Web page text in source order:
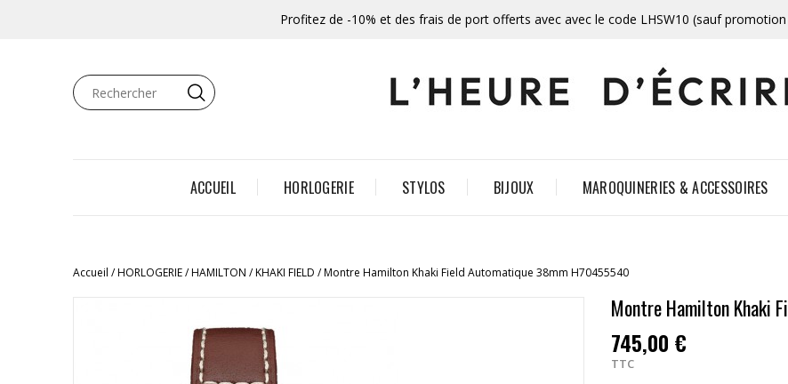
Profitez de -10% et des frais de port offerts avec avec le code LHSW10 (sauf
ACCUEIL HORLOGERIE STYLOS BIJOUX MAROQUINERIES & ACCESSOIRES
Accueil HORLOGERIE HAMILTON KHAKI FIELD Montre Hamilton Khaki Field Automatique 38mm H70455540
Montre Hamilton Khaki
745,00 €
TTC